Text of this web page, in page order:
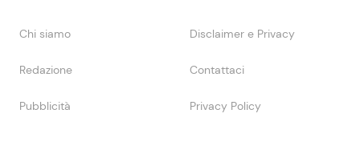
Chi siamo Disclaimer e Privacy
Redazione Contattaci
Pubblicità Privacy Policy